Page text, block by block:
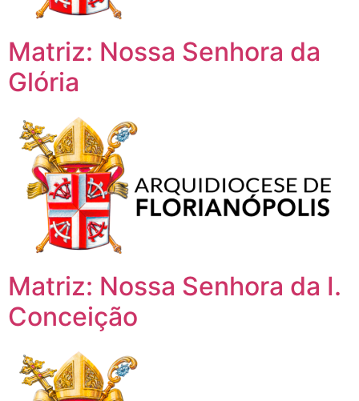
Matriz: Nossa Senhora da
Glória
Matriz: Nossa Senhora da I.
Conceição